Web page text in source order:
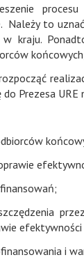
to
kraju.
Prezesa
i